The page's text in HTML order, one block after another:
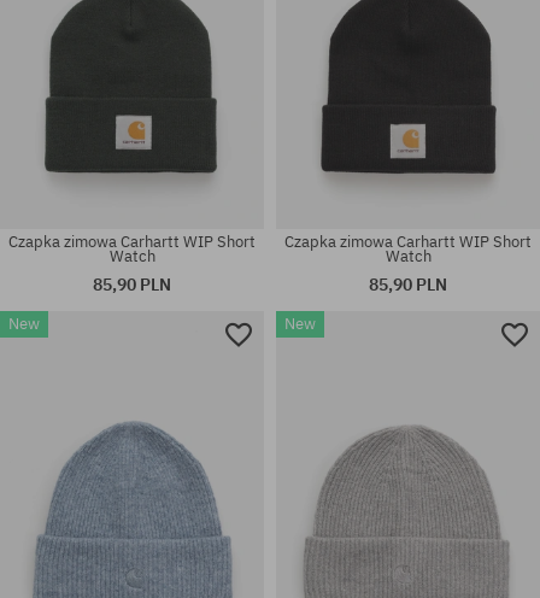
Czapka zimowa Carhartt WIP Short
Watch
85,90 PLN
Czapka zimowa Carhartt WIP Short
Watch
85,90 PLN
New New